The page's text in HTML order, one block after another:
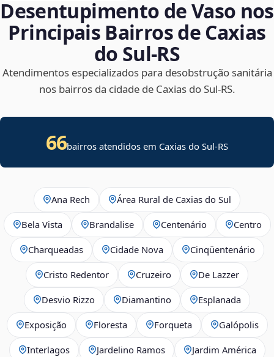
Desentupimento de Vaso nos
Principais Bairros de Caxias
do Sul‑RS
Atendimentos especializados para desobstrução sanitária
nos bairros da cidade de Caxias do Sul‑RS.
66bairros atendidos em Caxias do Sul-RS
Ana Rech Área Rural de Caxias do Sul
Bela Vista Brandalise Centenário Centro
Charqueadas Cidade Nova Cinqüentenário
Cristo Redentor Cruzeiro De Lazzer
Desvio Rizzo Diamantino Esplanada
Exposição Floresta Forqueta Galópolis
Interlagos Jardelino Ramos Jardim América